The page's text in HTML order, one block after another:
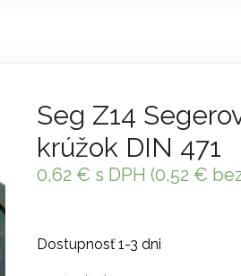
Seg Z14
krúžok DIN 471
0,62 € s DPH (0,52 €
Dostupnosť 1-3 dni